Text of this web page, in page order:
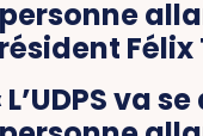
L’UDPS va